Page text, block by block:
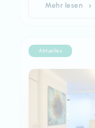
Mehr lesen
Aktuelles